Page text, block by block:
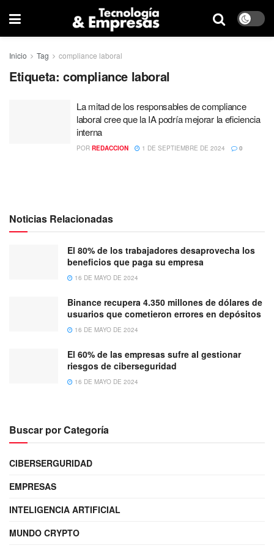
Inicio Tag compliance laboral
Etiqueta: compliance laboral
La mitad de los responsables de compliance
laboral cree que la IA podría mejorar la eficiencia
interna
POR REDACCION 1 DE SEPTIEMBRE DE 2024 0
Noticias Relacionadas
El 80% de los trabajadores desaprovecha los
beneficios que paga su empresa
16 DE MAYO DE 2024
Binance recupera 4.350 millones de dólares de
usuarios que cometieron errores en depósitos
16 DE MAYO DE 2024
El 60% de las empresas sufre al gestionar
riesgos de ciberseguridad
16 DE MAYO DE 2024
Buscar por Categoría
CIBERSERGURIDAD
EMPRESAS
INTELIGENCIA ARTIFICIAL
MUNDO CRYPTO